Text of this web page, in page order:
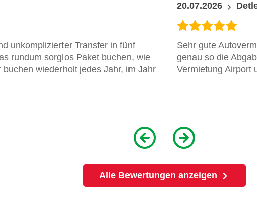
unkomplizierter Transfer in fünf
rundum sorglos Paket buchen, wie
wiederholt jedes Jahr, im Jahr
20.07.2026
Sehr gute
genau so die
Vermietung Airport
Alle Bewertungen anzeigen